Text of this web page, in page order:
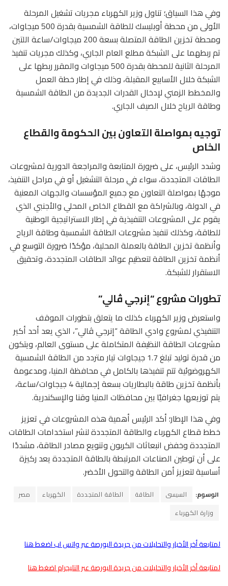
وفي هذا السياق؛ تناول وزير الكهرباء مجريات تشغيل المرحلة
الأولى من محطة أوبليسك للطاقة الشمسية بقدرة 500 ميجاوات،
ومحطة تخزين الطاقة المتصلة بسعة 200 ميجاوات/ساعة اللتين
تم ربطهما على الشبكة مطلع العام الجاري، وكذلك مجريات تنفيذ
المرحلة الثانية للمحطة بقدرة 500 ميجاوات والمقرر ربطها على
الشبكة خلال الأسابيع المقبلة، وذلك في إطار خطة العمل
والمخطط الزمني لإدخال القدرات الجديدة من الطاقة الشمسية
وطاقة الرياح خلال الصيف الجاري.
توجيه بمواصلة التعاون بين الحكومة والقطاع
الخاص
وشدد الرئيس، على ضرورة المتابعة والمراجعة الدورية لمشروعات
الطاقات المتجددة، سواء في مرحلة التشغيل أو في مراحل التنفيذ،
موجهًا بمواصلة التعاون مع جميع المؤسسات والجهات المعنية
في الدولة، وبالشراكة مع القطاع الخاص المحلي والأجنبي الذي
يقوم على المشروعات التنفيذية في إطار الاستراتيجية الوطنية
للطاقة، وكذلك تنفيذ مشروعات الطاقة الشمسية وطاقة الرياح
وأنظمة تخزين الطاقة بالعملة المحلية، مؤكدًا ضرورة التوسع في
أنظمة تخزين الطاقة لتعظيم عوائد الطاقات المتجددة، وتحقيق
الاستقرار للشبكة.
تطورات مشروع “إنرجي ڤالي”
واستعرض وزير الكهرباء كذلك ما يتعلق بتطورات الموقف
التنفيذي لمشروع وادي الطاقة “إنرجي ڤالي”، الذي يعد أحد أكبر
مشروعات الطاقة النظيفة المتكاملة على مستوى العالم، ويتكون
من قدرة توليد تبلغ 1.7 جيجاوات تيار متردد من الطاقة الشمسية
الكهروضوئية تتم تنفيذها بالكامل في محافظة المنيا، ومدعومة
بأنظمة تخزين طاقة بالبطاريات بسعة إجمالية 4 جيجاوات/ساعة،
يتم توزيعها جغرافيًا بين محافظات المنيا وقنا والإسكندرية.
وفي هذا الإطار؛ أكد الرئيس أهمية هذه المشروعات في تعزيز
خطط قطاع الكهرباء والطاقة المتجددة لنشر استخدامات الطاقات
المتجددة وخفض انبعاثات الكربون وتنويع مصادر الطاقة، مشددًا
على أن توطين الصناعات المرتبطة بالطاقة المتجددة يعد ركيزة
أساسية لتعزيز أمن الطاقة والتحول الأخضر.
الوسوم: السيسى الطاقة الطاقة المتجددة الكهرباء
مصر
وزارة الكهرباء
لمتابعة أخر الأخبار والتحليلات من جريدة البورصة عبر واتس اب اضغط هنا
لمتابعة أخر الأخبار والتحليلات من جريدة البورصة عبر التليجرام اضغط هنا